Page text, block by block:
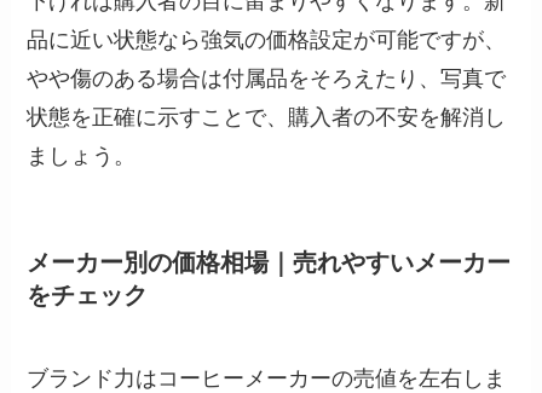
品に近い状態なら強気の価格設定が可能ですが、
やや傷のある場合は付属品をそろえたり、写真で
状態を正確に示すことで、購入者の不安を解消し
ましょう。
メーカー別の価格相場｜売れやすいメーカー
をチェック
ブランド力はコーヒーメーカーの売値を左右しま